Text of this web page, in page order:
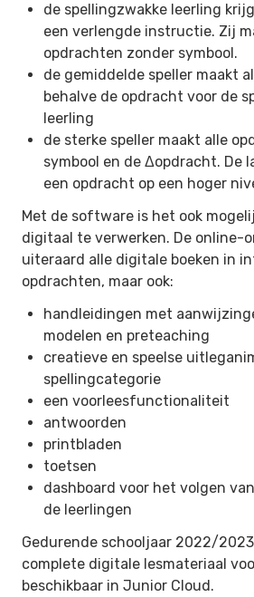
de spellingzwakke leerling
een verlengde instructie. Zij
opdrachten zonder symbool.
de gemiddelde speller maakt
behalve de opdracht voor de
leerling
de sterke speller maakt alle
symbool en de Δopdracht. De
een opdracht op een hoger
Met de software is het ook
digitaal te verwerken. De online-
uiteraard alle digitale boeken in
opdrachten, maar ook:
handleidingen met
modelen en preteaching
creatieve en speelse
spellingcategorie
een voorleesfunctionaliteit
antwoorden
printbladen
toetsen
dashboard voor het volgen
de leerlingen
Gedurende schooljaar 2022/
complete digitale lesmateriaal
beschikbaar in Junior Cloud.